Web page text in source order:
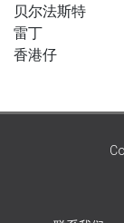
贝尔法斯特
雷丁
香港仔